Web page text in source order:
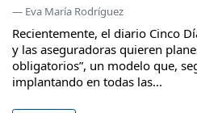
— Eva María Rodríguez
Recientemente, el diario Cinco
y las aseguradoras quieren
obligatorios”, un modelo que,
implantando en todas las...